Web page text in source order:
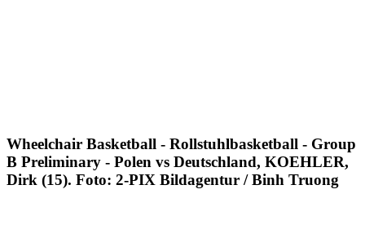
Wheelchair Basketball - Rollstuhlbasketball - Group
B Preliminary - Polen vs Deutschland, KOEHLER,
Dirk (15). Foto: 2-PIX Bildagentur / Binh Truong